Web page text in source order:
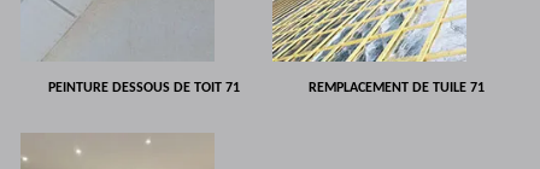
PEINTURE DESSOUS DE TOIT 71 REMPLACEMENT DE TUILE 71